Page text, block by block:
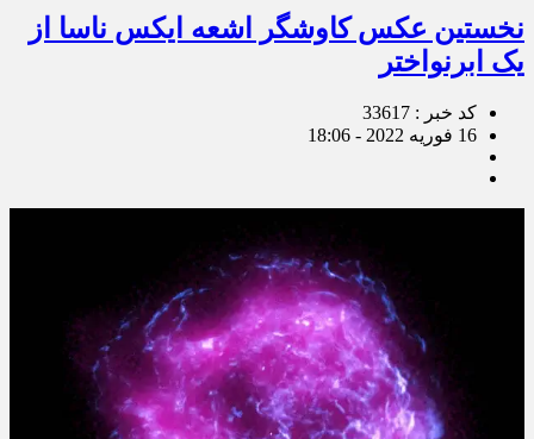
نخستین عکس کاوشگر اشعه ایکس ناسا از
یک ابرنواختر
کد خبر : 33617
16 فوریه 2022 - 18:06